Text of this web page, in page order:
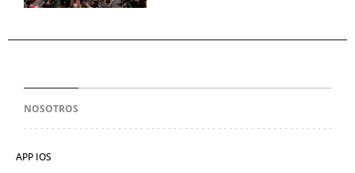
NOSOTROS
APP IOS